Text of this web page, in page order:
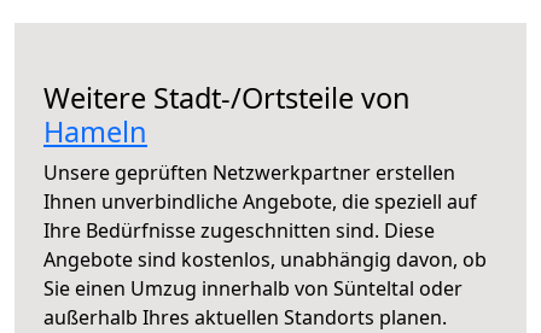
Weitere Stadt-/Ortsteile von
Hameln
Unsere geprüften Netzwerkpartner erstellen
Ihnen unverbindliche Angebote, die speziell auf
Ihre Bedürfnisse zugeschnitten sind. Diese
Angebote sind kostenlos, unabhängig davon, ob
Sie einen Umzug innerhalb von Sünteltal oder
außerhalb Ihres aktuellen Standorts planen.